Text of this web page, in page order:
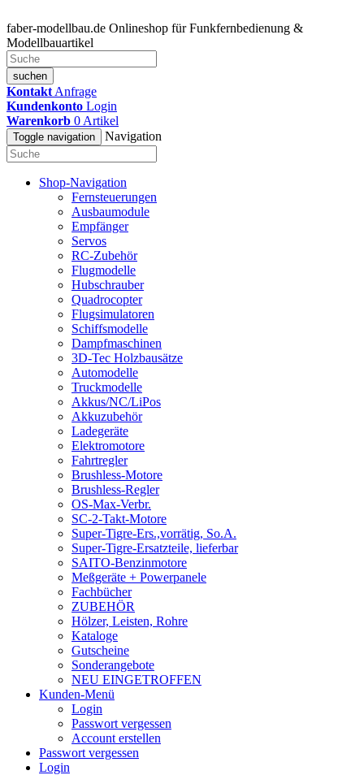
faber-modellbau.de Onlineshop für Funkfernbedienung &
Modellbauartikel
suchen
Kontakt Anfrage
Kundenkonto Login
Warenkorb 0 Artikel
Toggle navigation Navigation
Shop-Navigation
Fernsteuerungen
Ausbaumodule
Empfänger
Servos
RC-Zubehör
Flugmodelle
Hubschrauber
Quadrocopter
Flugsimulatoren
Schiffsmodelle
Dampfmaschinen
3D-Tec Holzbausätze
Automodelle
Truckmodelle
Akkus/NC/LiPos
Akkuzubehör
Ladegeräte
Elektromotore
Fahrtregler
Brushless-Motore
Brushless-Regler
OS-Max-Verbr.
SC-2-Takt-Motore
Super-Tigre-Ers.,vorrätig, So.A.
Super-Tigre-Ersatzteile, lieferbar
SAITO-Benzinmotore
Meßgeräte + Powerpanele
Fachbücher
ZUBEHÖR
Hölzer, Leisten, Rohre
Kataloge
Gutscheine
Sonderangebote
NEU EINGETROFFEN
Kunden-Menü
Login
Passwort vergessen
Account erstellen
Passwort vergessen
Login